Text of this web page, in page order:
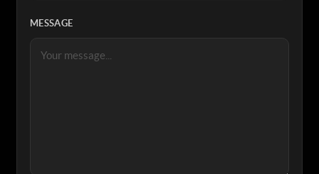
MESSAGE